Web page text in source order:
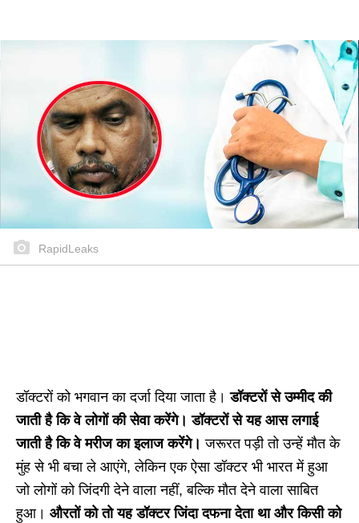
RapidLeaks
डॉक्टरों को भगवान का दर्जा दिया जाता है। डॉक्टरों से उम्मीद की
जाती है कि वे लोगों की सेवा करेंगे। डॉक्टरों से यह आस लगाई
जाती है कि वे मरीज का इलाज करेंगे। जरूरत पड़ी तो उन्हें मौत के
मुंह से भी बचा ले आएंगे, लेकिन एक ऐसा डॉक्टर भी भारत में हुआ
जो लोगों को जिंदगी देने वाला नहीं, बल्कि मौत देने वाला साबित
हुआ। औरतों को तो यह डॉक्टर जिंदा दफना देता था और किसी को